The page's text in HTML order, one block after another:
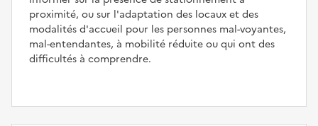
proximité, ou sur l'adaptation des locaux et des
modalités d'accueil pour les personnes mal-voyantes,
mal-entendantes, à mobilité réduite ou qui ont des
difficultés à comprendre.